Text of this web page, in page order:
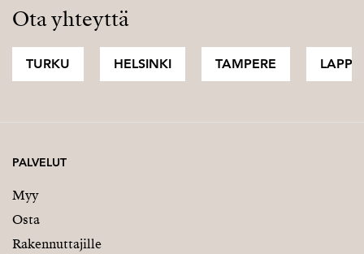
Ota yhteyttä
TURKU HELSINKI TAMPERE LAPPI
PALVELUT
Myy
Osta
Rakennuttajille